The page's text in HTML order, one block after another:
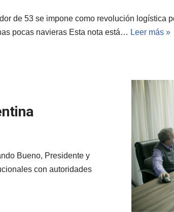
de 53 se impone como revolución logística
pocas navieras Esta nota está… Leer más »
Bueno, Presidente y
con autoridades